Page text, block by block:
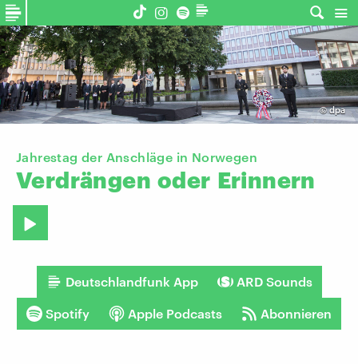
©dpa
Jahrestag der Anschläge in Norwegen
Verdrängen oder Erinnern
Deutschlandfunk App ARD Sounds
Spotify Apple Podcasts Abonnieren